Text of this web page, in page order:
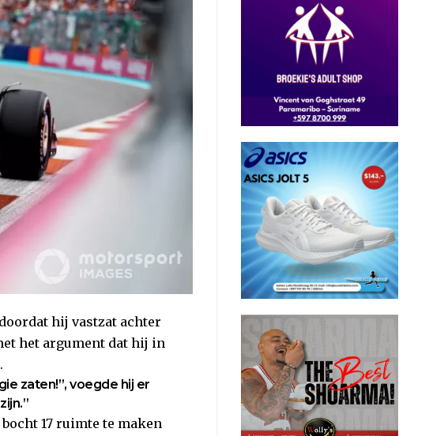
hij vastzat achter
het argument dat hij in
zaten!”, voegde hij er
17 ruimte te maken